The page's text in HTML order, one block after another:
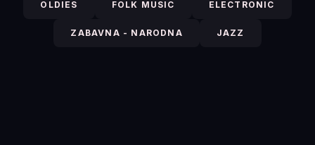
OLDIES FOLK MUSIC ELECTRONIC
ZABAVNA - NARODNA JAZZ